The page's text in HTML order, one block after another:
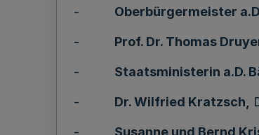
- Oberbürgermeister
- Prof. Dr. Thomas
- Staatsministerin a.D.
- Dr. Wilfried Kratzsch,
- Susanne und Bernd